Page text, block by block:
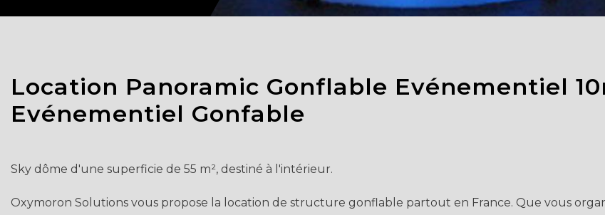
Location Panoramic Gonflable Evénementiel
Evénementiel Gonfable
Sky dôme d'une superficie de 55 m², destiné à l'intérieur.
Oxymoron Solutions vous propose la location de structure gonflable partout en France. Que vous